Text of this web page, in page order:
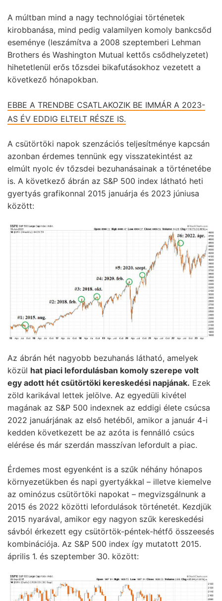
A múltban mind a nagy technológiai történetek
kirobbanása, mind pedig valamilyen komoly bankcsőd
eseménye (leszámítva a 2008 szeptemberi Lehman
Brothers és Washington Mutual kettős csődhelyzetet)
hihetetlenül erős tőzsdei bikafutásokhoz vezetett a
következő hónapokban.
EBBE A TRENDBE CSATLAKOZIK BE IMMÁR A 2023-
AS ÉV EDDIG ELTELT RÉSZE IS.
A csütörtöki napok szenzációs teljesítménye kapcsán
azonban érdemes tennünk egy visszatekintést az
elmúlt nyolc év tőzsdei bezuhanásainak a történetébe
is. A következő ábrán az S&P 500 index látható heti
gyertyás grafikonnal 2015 januárja és 2023 júniusa
között:
Az ábrán hét nagyobb bezuhanás látható, amelyek
közül hat piaci lefordulásban komoly szerepe volt
egy adott hét csütörtöki kereskedési napjának. Ezek
zöld karikával lettek jelölve. Az egyedüli kivétel
magának az S&P 500 indexnek az eddigi élete csúcsa
2022 januárjának az első hetéből, amikor a január 4-i
kedden következett be az azóta is fennálló csúcs
elérése és már szerdán masszívan lefordult a piac.
Érdemes most egyenként is a szűk néhány hónapos
környezetükben és napi gyertyákkal – illetve kiemelve
az ominózus csütörtöki napokat – megvizsgálnunk a
2015 és 2022 közötti lefordulások történetét. Kezdjük
2015 nyarával, amikor egy nagyon szűk kereskedési
sávból érkezett egy csütörtök-péntek-hétfő összeesés
kombinációja. Az S&P 500 index így mutatott 2015.
április 1. és szeptember 30. között: